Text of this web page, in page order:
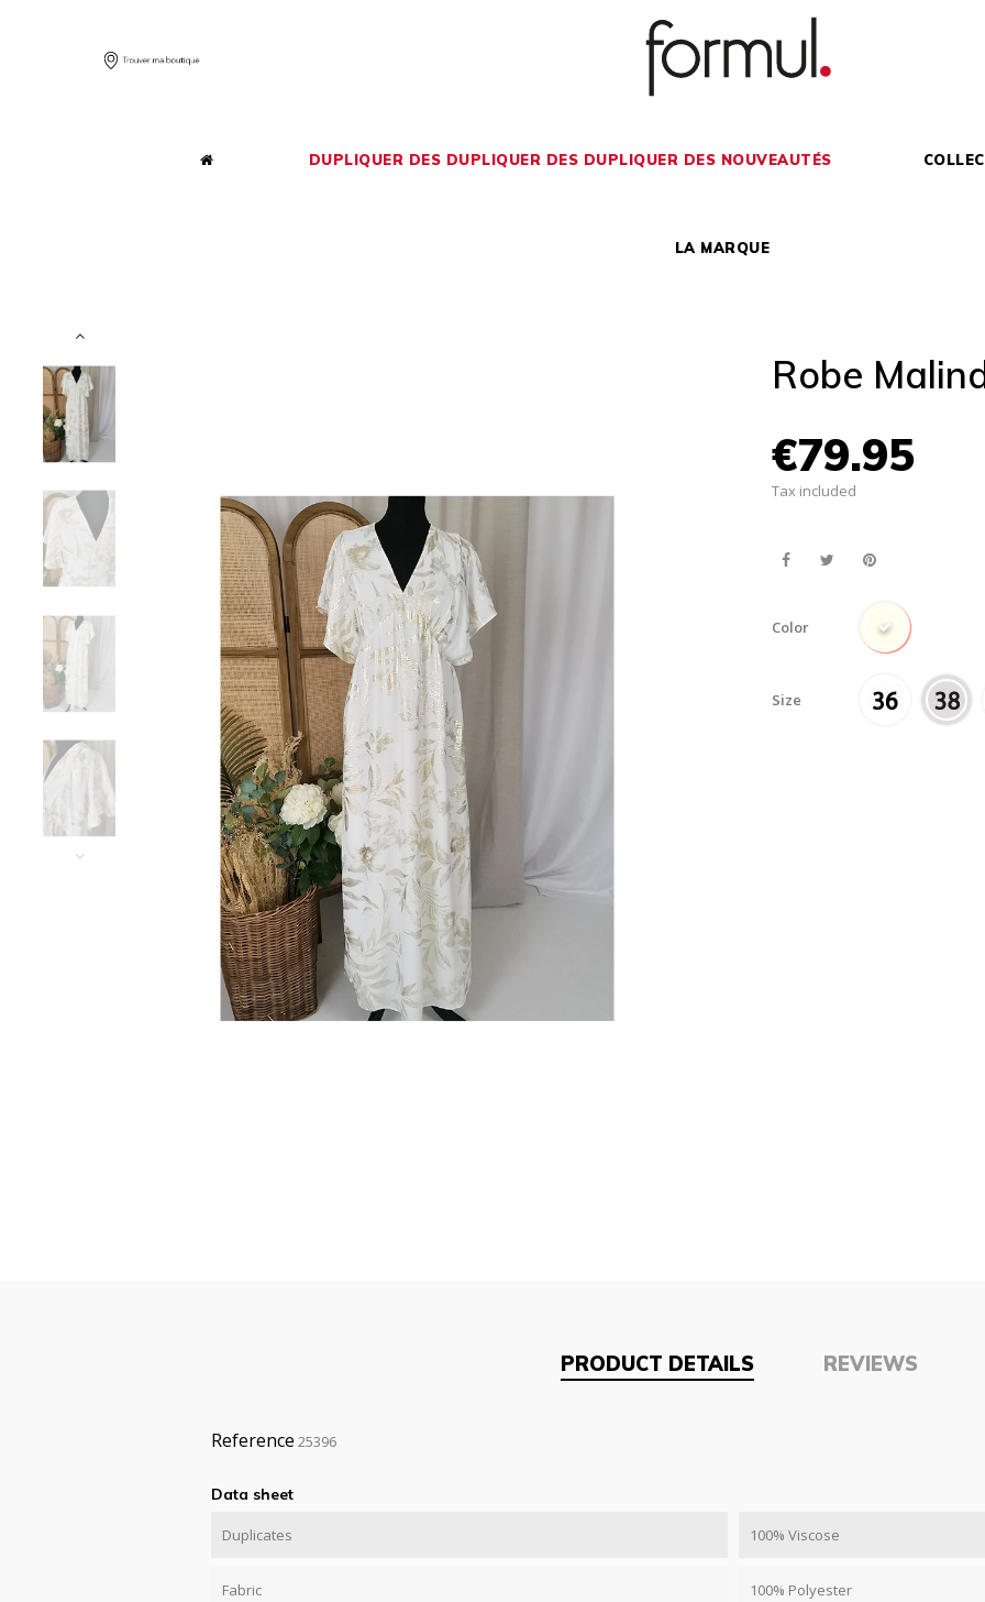
DUPLIQUER DES DUPLIQUER DES DUPLIQUER DES NOUVEAUTÉS
LA MARQUE
Robe
€79.95
Tax included
Color
Size
PRODUCT DETAILS REVIEWS
Reference 25396
Data sheet
Duplicates 100% Viscose
Fabric 100% Polyester